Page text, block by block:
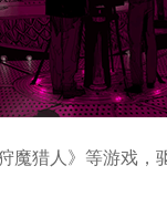
魔猎人》等游戏